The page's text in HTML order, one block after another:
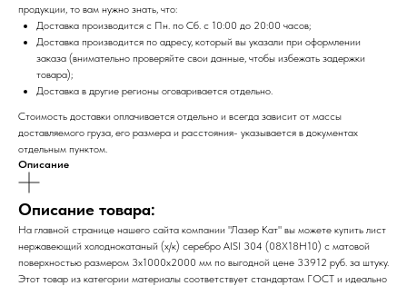
продукции, то вам нужно знать, что:
Доставка производится с Пн. по Сб. с 10:00 до 20:00 часов;
Доставка производится по адресу, который вы указали при оформлении
заказа (внимательно проверяйте свои данные, чтобы избежать задержки
товара);
Доставка в другие регионы оговаривается отдельно.
Стоимость доставки оплачивается отдельно и всегда зависит от массы
доставляемого груза, его размера и расстояния- указывается в документах
отдельным пунктом.
Описание
Описание товара:
На главной странице нашего сайта компании "Лазер Кат" вы можете купить лист
нержавеющий холоднокатаный (х/к) серебро AISI 304 (08Х18Н10) с матовой
поверхностью размером 3х1000х2000 мм по выгодной цене 33912 руб. за штуку.
Этот товар из категории материалы соответствует стандартам ГОСТ и идеально